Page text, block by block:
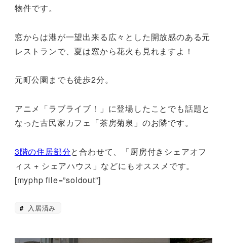
物件です。
窓からは港が一望出来る広々とした開放感のある元
レストランで、夏は窓から花火も見れますよ！
元町公園までも徒歩2分。
アニメ「ラブライブ！」に登場したことでも話題と
なった古民家カフェ「茶房菊泉」のお隣です。
3階の住居部分と合わせて、「厨房付きシェアオフ
ィス + シェアハウス」などにもオススメです。
[myphp file=”soldout”]
入居済み